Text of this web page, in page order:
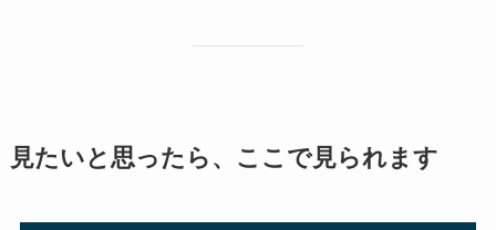
見たいと思ったら、ここで見られます